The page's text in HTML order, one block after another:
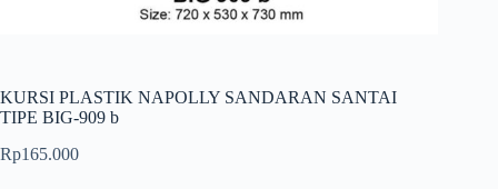
KURSI PLASTIK NAPOLLY SANDARAN SANTAI
TIPE BIG-909 b
Rp165.000